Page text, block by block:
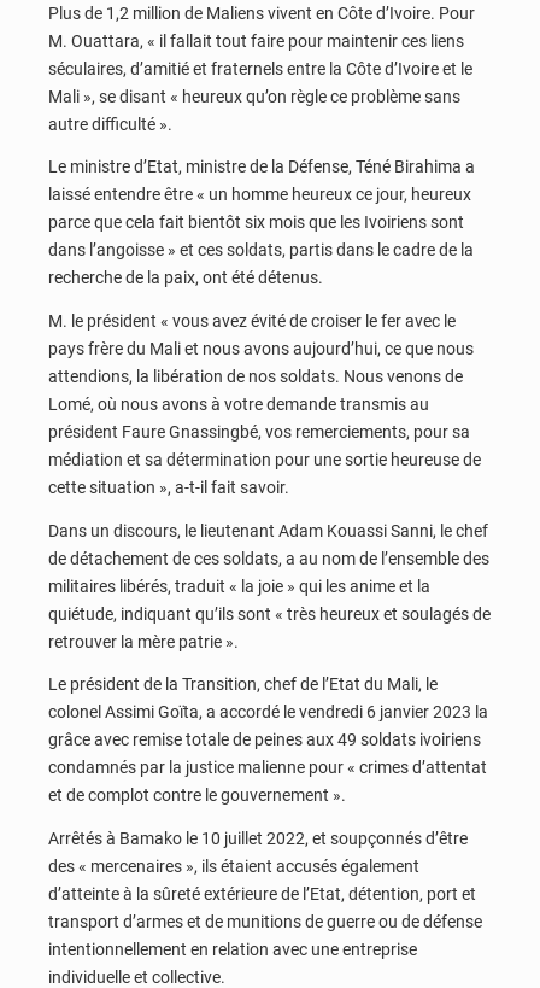
Plus de 1,2 million de Maliens vivent en Côte d’Ivoire. Pour
M. Ouattara, « il fallait tout faire pour maintenir ces liens
séculaires, d’amitié et fraternels entre la Côte d’Ivoire et le
Mali », se disant « heureux qu’on règle ce problème sans
autre difficulté ».
Le ministre d’Etat, ministre de la Défense, Téné Birahima a
laissé entendre être « un homme heureux ce jour, heureux
parce que cela fait bientôt six mois que les Ivoiriens sont
dans l’angoisse » et ces soldats, partis dans le cadre de la
recherche de la paix, ont été détenus.
M. le président « vous avez évité de croiser le fer avec le
pays frère du Mali et nous avons aujourd’hui, ce que nous
attendions, la libération de nos soldats. Nous venons de
Lomé, où nous avons à votre demande transmis au
président Faure Gnassingbé, vos remerciements, pour sa
médiation et sa détermination pour une sortie heureuse de
cette situation », a-t-il fait savoir.
Dans un discours, le lieutenant Adam Kouassi Sanni, le chef
de détachement de ces soldats, a au nom de l’ensemble des
militaires libérés, traduit « la joie » qui les anime et la
quiétude, indiquant qu’ils sont « très heureux et soulagés de
retrouver la mère patrie ».
Le président de la Transition, chef de l’Etat du Mali, le
colonel Assimi Goïta, a accordé le vendredi 6 janvier 2023 la
grâce avec remise totale de peines aux 49 soldats ivoiriens
condamnés par la justice malienne pour « crimes d’attentat
et de complot contre le gouvernement ».
Arrêtés à Bamako le 10 juillet 2022, et soupçonnés d’être
des « mercenaires », ils étaient accusés également
d’atteinte à la sûreté extérieure de l’Etat, détention, port et
transport d’armes et de munitions de guerre ou de défense
intentionnellement en relation avec une entreprise
individuelle et collective.